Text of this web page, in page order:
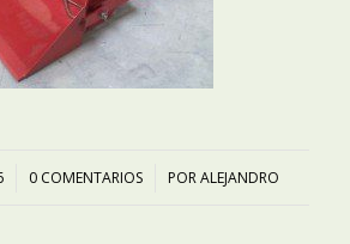
0 COMENTARIOS
/ PORALEJANDRO